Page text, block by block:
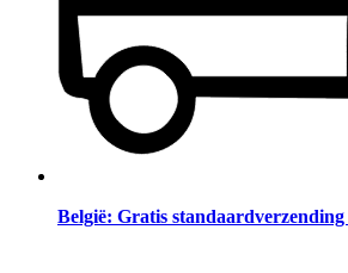
België: Gratis standaardverzending